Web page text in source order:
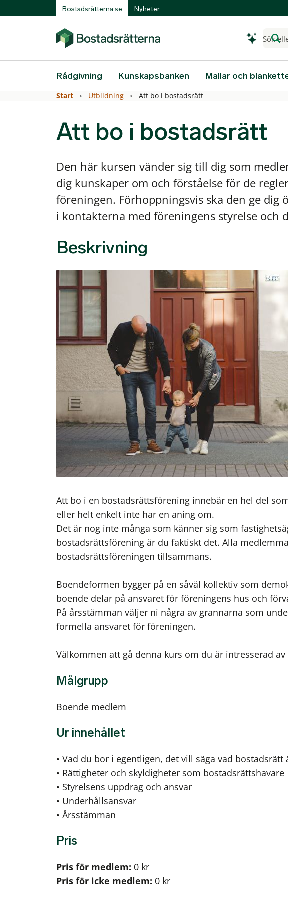
Bostadsrätterna.se Nyheter
Sök
Rådgivning Kunskapsbanken Mallar och
Start Utbildning Att bo i bostadsrätt
Att bo i bostadsrätt
Den här kursen vänder sig till dig som
dig kunskaper om och förståelse för de
föreningen. Förhoppningsvis ska den ge dig
i kontakterna med föreningens styrelse och
Beskrivning
Att bo i en bostadsrättsförening innebär en hel del
eller helt enkelt inte har en aning om.
Det är nog inte många som känner sig som
bostadsrättsförening är du faktiskt det. Alla
bostadsrättsföreningen tillsammans.
Boendeformen bygger på en såväl kollektiv som
boende delar på ansvaret för föreningens hus och
På årsstämman väljer ni några av grannarna som
formella ansvaret för föreningen.
Välkommen att gå denna kurs om du är intresserad
Målgrupp
Boende medlem
Ur innehållet
• Vad du bor i egentligen, det vill säga vad bostadsrätt
• Rättigheter och skyldigheter som bostadsrättshavare
• Styrelsens uppdrag och ansvar
• Underhållsansvar
• Årsstämman
Pris
Pris för medlem: 0 kr
Pris för icke medlem: 0 kr